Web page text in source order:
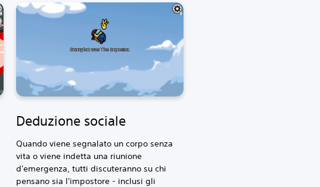
Deduzione sociale
Quando viene segnalato un corpo senza
vita o viene indetta una riunione
d'emergenza, tutti discuteranno su chi
pensano sia l'impostore - inclusi gli